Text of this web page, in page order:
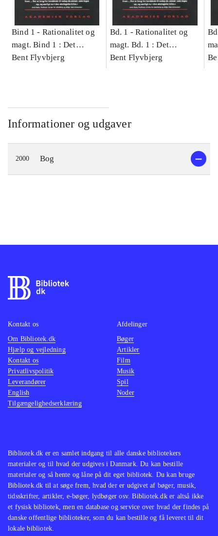
Bind 1 - Rationalitet og
magt. Bind 1 : Det
konkretes videnskab
Bent Flyvbjerg
Bd. 1 -Rationalitet og
magt. Bd. 1 : Det
konkretes videnskab
Bent Flyvbjerg
Informationer og udgaver
2000 Bog
Bibliotek.dk er en samlet indgang til alle danske bibliotekers
materialer og til hvad der udgives i Danmark. Du kan bestille
materialer og så hente og låne på dit eget bibliotek. Du kan bruge
Bibliotek.dk til at søge frem, hvad der er udgivet af bøger, musik,
tidsskrifter, artikler, e-bøger, lydbøger osv. Bibliotek.dk er altså ikke
et fysisk bibliotek, men en database og service over hvad der findes på
danske offentlige biblioteker, som du kan bestille og få leveret til dit
lokale bibliotek.
Kontakt os
Om Bibliotek.dk
Hjælp og vejledning
Kontakt os
Privatlivspolitik
Leverandører
English
Tilgængelighedserklæring
Afdelinger
Bøger
Artikler
Film
Musik
Spil
Noder